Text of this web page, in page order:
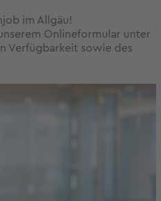
im Allgäu!
Onlineformular unter
Verfügbarkeit sowie des